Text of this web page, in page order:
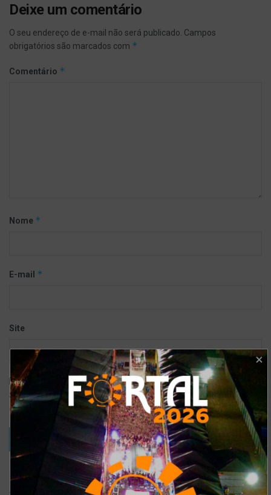
Deixe um comentário
O seu endereço de e-mail não será publicado. Campos
obrigatórios são marcados com *
Comentário *
Nome *
E-mail *
Site
Salvar meus dados neste navegador para a próxima vez que eu
comentar.
TRENDING COMMENTS RECENTES